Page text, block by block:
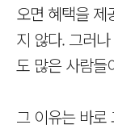
오면 혜택을 제
지 않다. 그러
도 많은 사람들
그 이유는 바로